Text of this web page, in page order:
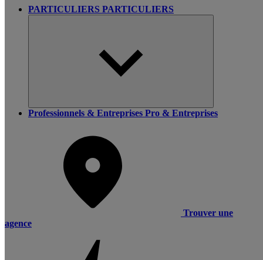
PARTICULIERS PARTICULIERS
Professionnels & Entreprises Pro & Entreprises
Trouver une
agence